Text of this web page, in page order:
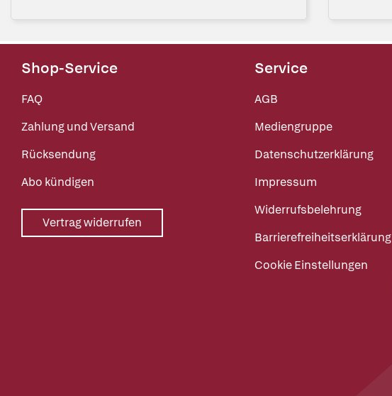
Shop-Service
FAQ
Zahlung und Versand
Rücksendung
Abo kündigen
Vertrag widerrufen
Service
AGB
Mediengruppe
Datenschutzerklärung
Impressum
Widerrufsbelehrung
Barrierefreiheitserklärung
Cookie Einstellungen